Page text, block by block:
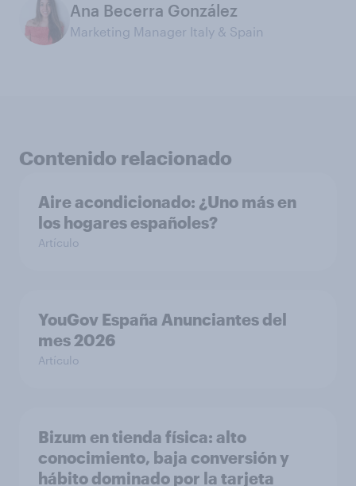
Ana Becerra González
Marketing Manager Italy & Spain
Contenido relacionado
Aire acondicionado: ¿Uno más en
los hogares españoles?
Artículo
YouGov España Anunciantes del
mes 2026
Artículo
Bizum en tienda física: alto
conocimiento, baja conversión y
hábito dominado por la tarjeta